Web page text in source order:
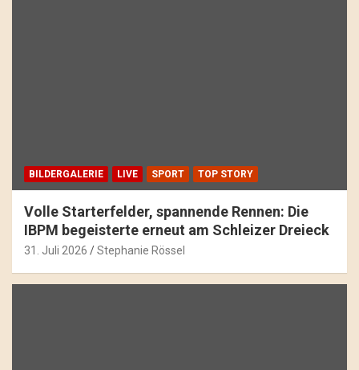
BILDERGALERIE LIVE SPORT TOP STORY
Volle Starterfelder, spannende Rennen: Die
IBPM begeisterte erneut am Schleizer Dreieck
31. Juli 2026 Stephanie Rössel